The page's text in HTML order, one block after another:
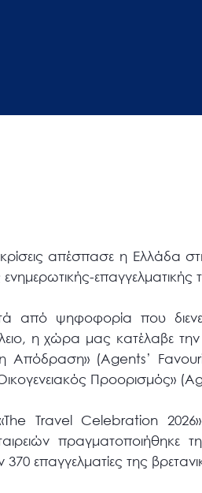
απέσπασε η Ελλάδα
ενημερωτικής-
από ψηφοφορία που
η χώρα μας κατέλαβε
Απόδραση» (Agents’
Προορισμός»
Travel Celebration
επαγγελματίες της